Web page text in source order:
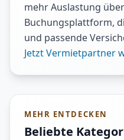
mehr Auslastung
Buchungsplattform,
und passende
Jetzt Vermietpartner
MEHR ENTDECKEN
Beliebte